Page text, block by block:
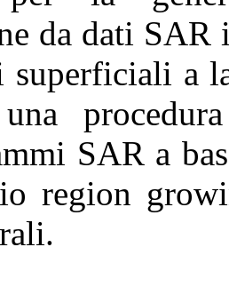
da dati
superficiali a
una
SAR a
region